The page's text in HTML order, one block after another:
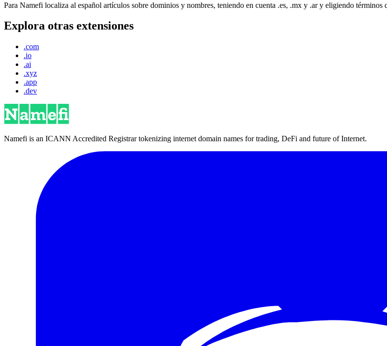
Para Namefi localiza al español artículos sobre dominios y nombres, teniendo en cuenta .es, .mx y .ar y eligiendo
Explora otras extensiones
.com
.io
.ai
.xyz
.app
.dev
Namefi is an ICANN Accredited Registrar tokenizing internet domain names for trading, DeFi and future of Internet.